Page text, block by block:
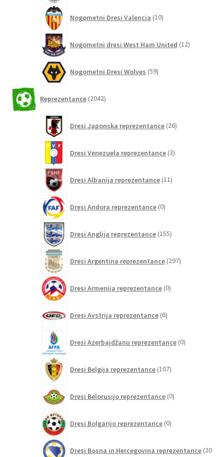
Nogometni Dresi Valencia 10izdelkov
Nogometni dresi West Ham United 12izdelkov
Nogometni Dresi Wolves 59izdelkov
Reprezentance 2042izdelkov
Dresi Japonska reprezentance 26izdelkov
Dresi Venezuela reprezentance 3izdelki
Dresi Albanija reprezentance 11izdelkov
Dresi Andora reprezentance 0izdelkov
Dresi Anglija reprezentance 155izdelkov
Dresi Argentina reprezentance 297izdelkov
Dresi Armenija reprezentance 0izdelkov
Dresi Avstrija reprezentance 6izdelkov
Dresi Azerbajdžanu reprezentance 0izdelkov
Dresi Belgija reprezentance 107izdelkov
Dresi Belorusijo reprezentance 0izdelkov
Dresi Bolgarijo reprezentance 0izdelkov
Dresi Bosna in Hercegovina reprezentance 20